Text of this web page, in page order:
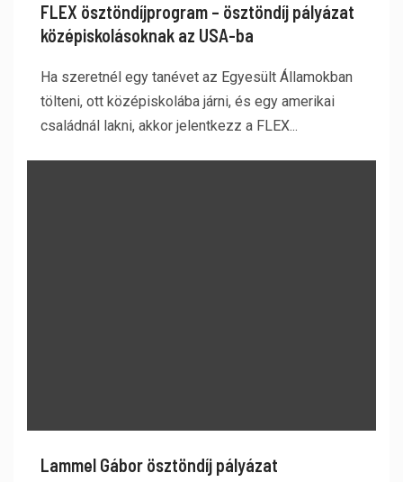
FLEX ösztöndíjprogram – ösztöndíj pályázat
középiskolásoknak az USA-ba
Ha szeretnél egy tanévet az Egyesült Államokban
tölteni, ott középiskolába járni, és egy amerikai
családnál lakni, akkor jelentkezz a FLEX...
Lammel Gábor ösztöndíj pályázat